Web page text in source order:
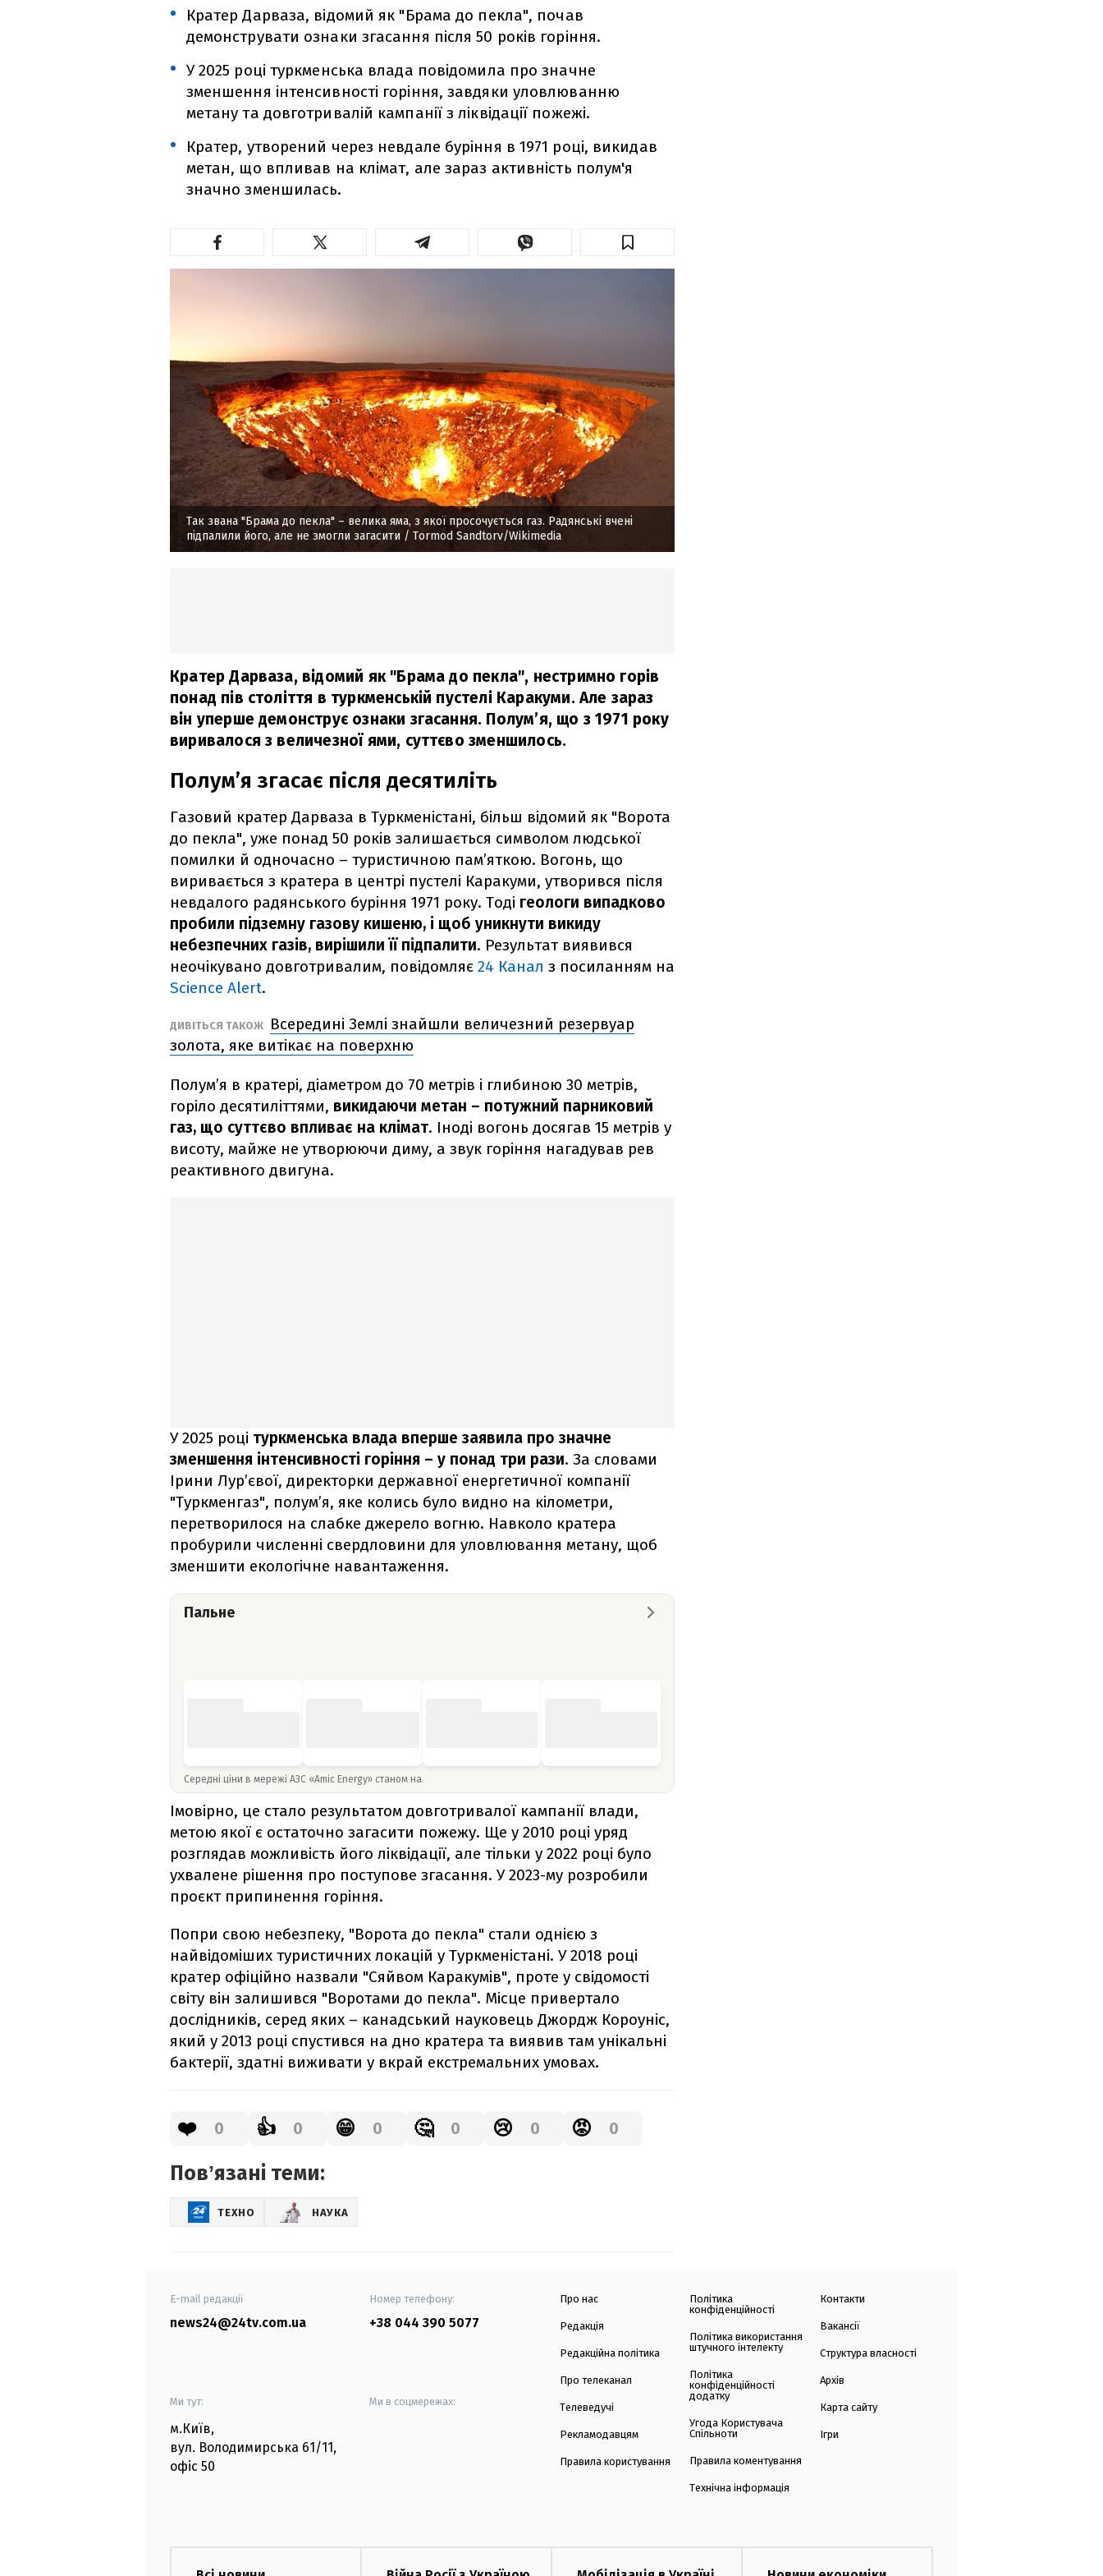
Кратер Дарваза, відомий як "Брама до пекла", почав
демонструвати ознаки згасання після 50 років горіння.
У 2025 році туркменська влада повідомила про значне
зменшення інтенсивності горіння, завдяки уловлюванню
метану та довготривалій кампанії з ліквідації пожежі.
Кратер, утворений через невдале буріння в 1971 році, викидав
метан, що впливав на клімат, але зараз активність полум'я
значно зменшилась.
Так звана "Брама до пекла" – велика яма, з якої просочується газ. Радянські вчені
підпалили його, але не змогли загасити / Tormod Sandtorv/Wikimedia
Кратер Дарваза, відомий як "Брама до пекла", нестримно горів
понад пів століття в туркменській пустелі Каракуми. Але зараз
він уперше демонструє ознаки згасання. Полум’я, що з 1971 року
виривалося з величезної ями, суттєво зменшилось.
Полум’я згасає після десятиліть
Газовий кратер Дарваза в Туркменістані, більш відомий як "Ворота
до пекла", уже понад 50 років залишається символом людської
помилки й одночасно – туристичною пам’яткою. Вогонь, що
виривається з кратера в центрі пустелі Каракуми, утворився після
невдалого радянського буріння 1971 року. Тоді геологи випадково
пробили підземну газову кишеню, і щоб уникнути викиду
небезпечних газів, вирішили її підпалити. Результат виявився
неочікувано довготривалим, повідомляє 24 Канал з посиланням на
Science Alert.
ДИВІТЬСЯ ТАКОЖ
Всередині Землі знайшли величезний резервуар
золота, яке витікає на поверхню
Полум’я в кратері, діаметром до 70 метрів і глибиною 30 метрів,
горіло десятиліттями, викидаючи метан – потужний парниковий
газ, що суттєво впливає на клімат. Іноді вогонь досягав 15 метрів у
висоту, майже не утворюючи диму, а звук горіння нагадував рев
реактивного двигуна.
У 2025 році туркменська влада вперше заявила про значне
зменшення інтенсивності горіння – у понад три рази. За словами
Ірини Лур’євої, директорки державної енергетичної компанії
"Туркменгаз", полум’я, яке колись було видно на кілометри,
перетворилося на слабке джерело вогню. Навколо кратера
пробурили численні свердловини для уловлювання метану, щоб
зменшити екологічне навантаження.
Пальне
Середні ціни в мережі АЗС «Amic Energy» станом на
Імовірно, це стало результатом довготривалої кампанії влади,
метою якої є остаточно загасити пожежу. Ще у 2010 році уряд
розглядав можливість його ліквідації, але тільки у 2022 році було
ухвалене рішення про поступове згасання. У 2023-му розробили
проєкт припинення горіння.
Попри свою небезпеку, "Ворота до пекла" стали однією з
найвідоміших туристичних локацій у Туркменістані. У 2018 році
кратер офіційно назвали "Сяйвом Каракумів", проте у свідомості
світу він залишився "Воротами до пекла". Місце привертало
дослідників, серед яких – канадський науковець Джордж Короуніс,
який у 2013 році спустився на дно кратера та виявив там унікальні
бактерії, здатні виживати у вкрай екстремальних умовах.
❤️ 0 👍 0 😁 0 🤔 0 😢 0 😡 0
Повʼязані теми:
ТЕХНО НАУКА
E-mail редакції
news24@24tv.com.ua
Номер телефону:
+38 044 390 5077
Ми тут:
м.Київ,
вул. Володимирська 61/11,
офіс 50
Ми в соцмережах:
Про нас
Редакція
Редакційна політика
Про телеканал
Телеведучі
Рекламодавцям
Правила користування
Політика
конфіденційності
Політика використання
штучного інтелекту
Політика
конфіденційності
додатку
Угода Користувача
Спільноти
Правила коментування
Технічна інформація
Контакти
Вакансії
Структура власності
Архів
Карта сайту
Ігри